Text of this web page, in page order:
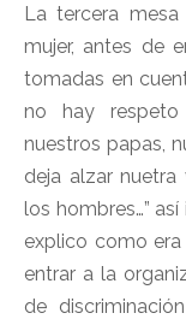
La tercera
mujer, antes de
tomadas en
no hay respeto
nuestros papas,
deja alzar
los hombres…”
explico como
entrar a la
de